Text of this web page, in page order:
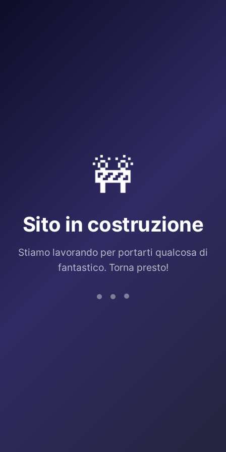
🚧
Sito in costruzione
Stiamo lavorando per portarti qualcosa di
fantastico. Torna presto!